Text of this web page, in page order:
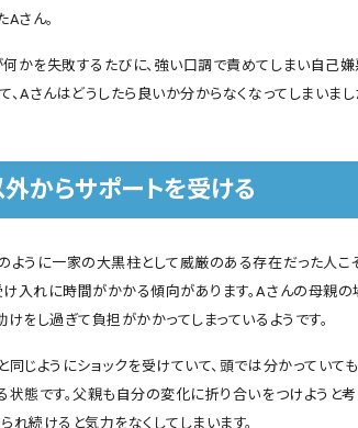
Aさん。
かを失敗するたびに、強い口調で責めてしまい自己嫌
、Aさんはどうしたら良いか分からなくなってしまいまし
からサポートを受ける
ように一家の大黒柱として威厳のある存在だった人こ
入れに時間がかかる傾向があります。Aさんの母親の
けをし過ぎて負担がかかってしまっているようです。
同じようにショックを受けていて、頭では分かってい
状態です。父親も自分の変化に折り合いをつけようと考
れ続けると気力をなくしてしまいます。